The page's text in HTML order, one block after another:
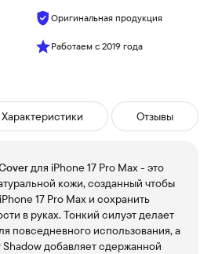
Оригинальная продукция
Работаем с 2019 года
Характеристики Отзывы
для iPhone 17 Pro Max - это
кожи, созданный чтобы
17 Pro Max и сохранить
в руках. Тонкий силуэт делает
повседневного использования, а
Shadow добавляет сдержанной